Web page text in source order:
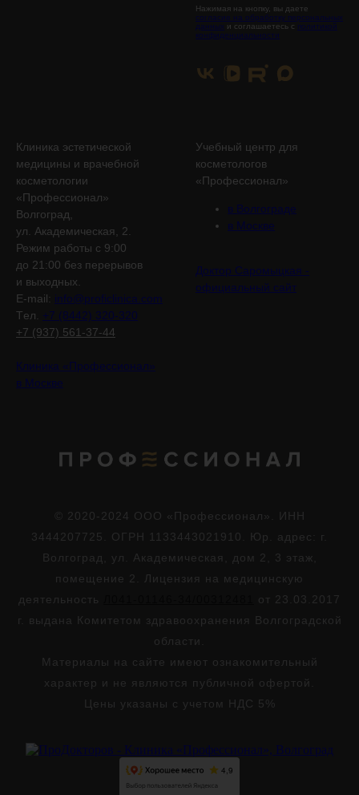
Нажимая на кнопку, вы даете
согласие на обработку персональных
данных и соглашаетесь с политикой
конфиденциальности
Клиника эстетической
медицины и врачебной
косметологии
«Профессионал»
Волгоград,
ул. Академическая, 2.
Режим работы с 9:00
до 21:00 без перерывов
и выходных.
E-mail: info@proficlinica.com
Tел. +7 (8442) 320-320
+7 (937) 561-37-44
Клиника «Профессионал»
в Москве
Учебный центр для
косметологов
«Профессионал»
в Волгограде
в Москве
Доктор Саромыцкая -
официальный сайт
© 2020-2024 ООО «Профессионал». ИНН
3444207725. ОГРН 1133443021910. Юр. адрес: г.
Волгоград, ул. Академическая, дом 2, 3 этаж,
помещение 2. Лицензия на медицинскую
деятельность
от 23.03.2017
г. выдана Комитетом здравоохранения Волгоградской
области.
Материалы на сайте имеют ознакомительный
характер и не являются публичной офертой.
Цены указаны с учетом НДС 5%